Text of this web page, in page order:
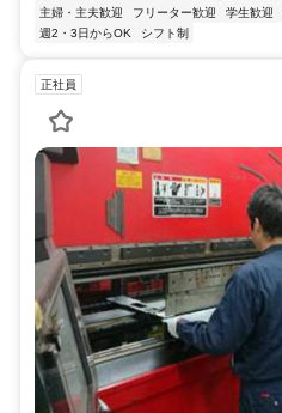
主婦・主夫歓迎
フリーター歓迎 学生歓迎
週2・3日からOK
シフト制
正社員